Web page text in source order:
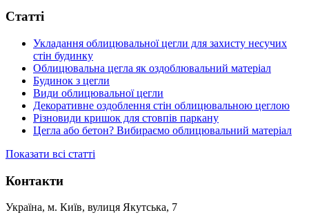
Статті
Укладання облицювальної цегли для захисту несучих
стін будинку
Облицювальна цегла як оздоблювальний матеріал
Будинок з цегли
Види облицювальної цегли
Декоративне оздоблення стін облицювальною цеглою
Різновиди кришок для стовпів паркану
Цегла або бетон? Вибираємо облицювальний матеріал
Показати всі статті
Контакти
Україна, м. Київ, вулиця Якутська, 7